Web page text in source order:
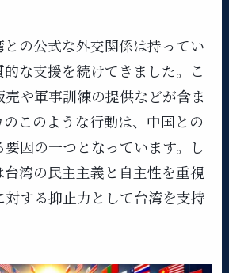
の公式な外交関係は持ってい
な支援を続けてきました。こ
や軍事訓練の提供などが含ま
このような行動は、中国との
因の一つとなっています。し
湾の民主主義と自主性を重視
対する抑止力として台湾を支持